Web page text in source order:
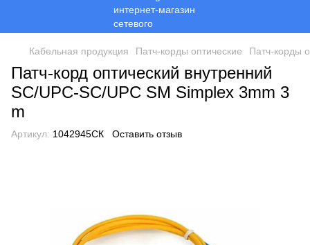
Кабельная продукция Патч-корды оптические Патч-корды
Патч-корд оптический внутренний
SC/UPC-SC/UPC SM Simplex 3mm 3
m
Артикул: 1042945СК Оставить отзыв